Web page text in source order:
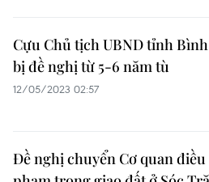
Cựu Chủ tịch UBND tỉnh
bị đề nghị từ 5-6 năm tù
12/05/2023 02:57
Đề nghị chuyển Cơ quan điều